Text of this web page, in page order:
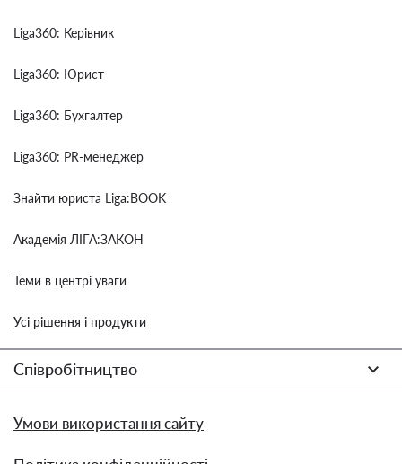
Liga360: Керівник
Liga360: Юрист
Liga360: Бухгалтер
Liga360: PR-менеджер
Знайти юриста Liga:BOOK
Академія ЛІГА:ЗАКОН
Теми в центрі уваги
Усі рішення і продукти
Співробітництво
Умови використання сайту